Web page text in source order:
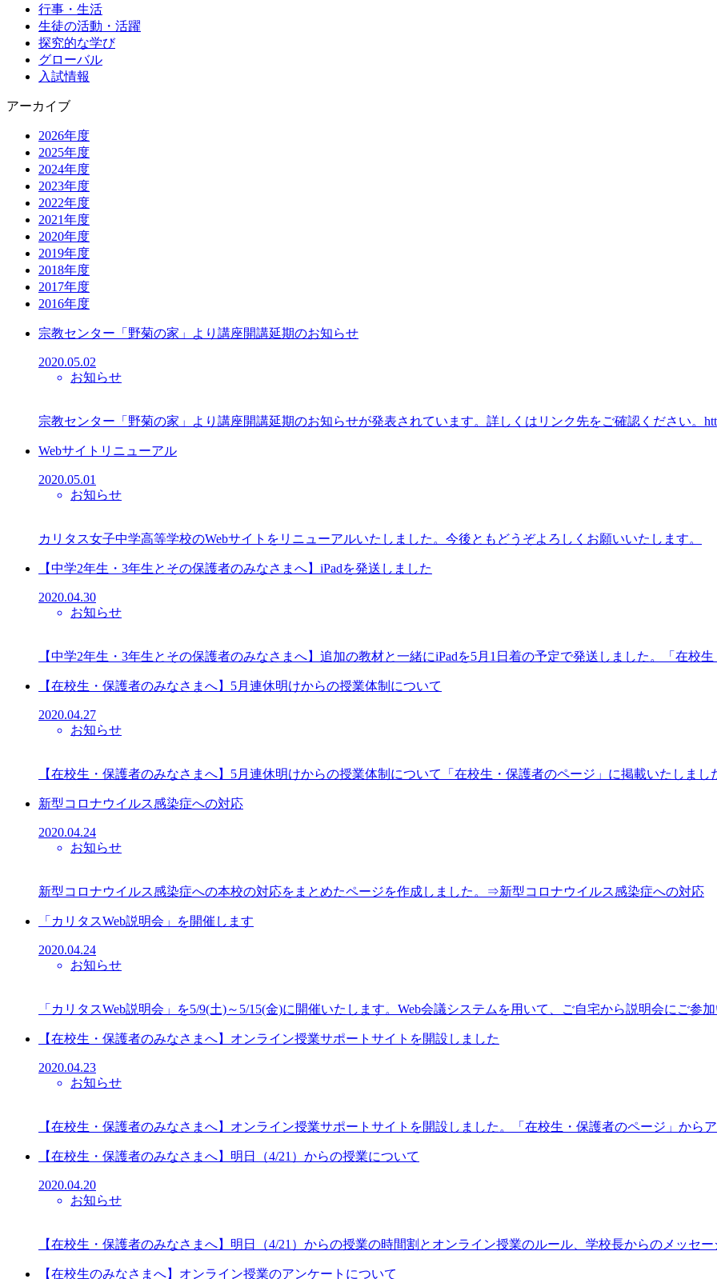
行事・生活
生徒の活動・活躍
探究的な学び
グローバル
入試情報
アーカイブ
2026年度
2025年度
2024年度
2023年度
2022年度
2021年度
2020年度
2019年度
2018年度
2017年度
2016年度
宗教センター「野菊の家」より講座開講延期のお知らせ
2020.05.02
お知らせ
宗教センター「野菊の家」より講座開講延期のお知らせが発表されています。詳しくはリンク先をご確認ください。
Webサイトリニューアル
2020.05.01
お知らせ
カリタス女子中学高等学校のWebサイトをリニューアルいたしました。今後ともどうぞよろしくお願いいたします。
【中学2年生・3年生とその保護者のみなさまへ】iPadを発送しました
2020.04.30
お知らせ
【中学2年生・3年生とその保護者のみなさまへ】追加の教材と一緒にiPadを5月1日着の予定で発送しました。「在校
【在校生・保護者のみなさまへ】5月連休明けからの授業体制について
2020.04.27
お知らせ
【在校生・保護者のみなさまへ】5月連休明けからの授業体制について「在校生・保護者のページ」に掲載いたしま
新型コロナウイルス感染症への対応
2020.04.24
お知らせ
新型コロナウイルス感染症への本校の対応をまとめたページを作成しました。⇒新型コロナウイルス感染症への対応
「カリタスWeb説明会」を開催します
2020.04.24
お知らせ
「カリタスWeb説明会」を5/9(土)～5/15(金)に開催いたします。Web会議システムを用いて、ご自宅から説明会にご参
【在校生・保護者のみなさまへ】オンライン授業サポートサイトを開設しました
2020.04.23
お知らせ
【在校生・保護者のみなさまへ】オンライン授業サポートサイトを開設しました。「在校生・保護者のページ」か
【在校生・保護者のみなさまへ】明日（4/21）からの授業について
2020.04.20
お知らせ
【在校生・保護者のみなさまへ】明日（4/21）からの授業の時間割とオンライン授業のルール、学校長からのメッセ
【在校生のみなさまへ】オンライン授業のアンケートについて